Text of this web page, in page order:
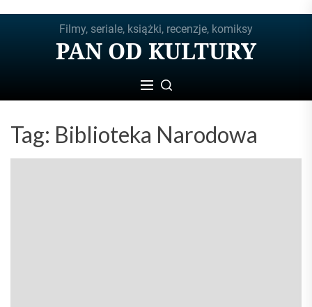
Filmy, seriale, książki, recenzje, komiksy
PAN OD KULTURY
Tag: Biblioteka Narodowa